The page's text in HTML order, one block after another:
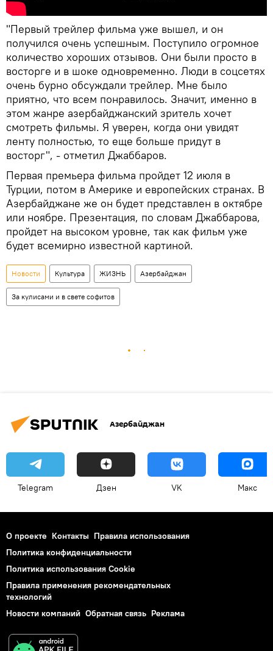
"Первый трейлер фильма уже вышел, и он
получился очень успешным. Поступило огромное
количество хороших отзывов. Они были просто в
восторге и в шоке одновременно. Люди в соцсетях
очень бурно обсуждали трейлер. Мне было
приятно, что всем понравилось. Значит, именно в
этом жанре азербайджанский зритель хочет
смотреть фильмы. Я уверен, когда они увидят
ленту полностью, то еще больше придут в
восторг", - отметил Джаббаров.
Первая премьера фильма пройдет 12 июля в
Турции, потом в Америке и европейских странах. В
Азербайджане же он будет представлен в октябре
или ноябре. Презентация, по словам Джаббарова,
пройдет на высоком уровне, так как фильм уже
будет всемирно известной картиной.
Новости Культура ЖИЗНЬ Азербайджан
За кулисами и в свете софитов
Азербайджан
Telegram Дзен VK Макс
О проекте Контакты Правила использования
Политика конфиденциальности
Политика использования Cookie
Правила применения рекомендательных
технологий
Новости компаний Обратная связь Реклама